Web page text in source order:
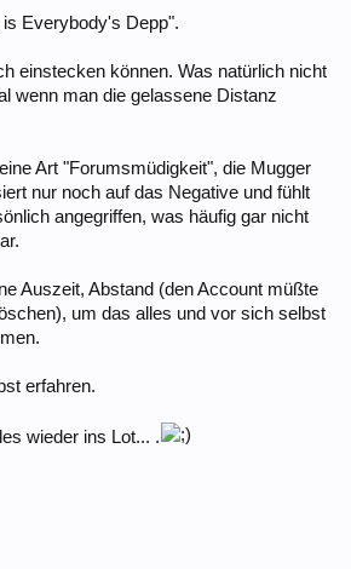
Everybody's Depp".
einstecken können. Was natürlich nicht
wenn man die gelassene Distanz
Art "Forumsmüdigkeit", die Mugger
nur noch auf das Negative und fühlt
angegriffen, was häufig gar nicht
Auszeit, Abstand (den Account müßte
um das alles und vor sich selbst
erfahren.
wieder ins Lot... .